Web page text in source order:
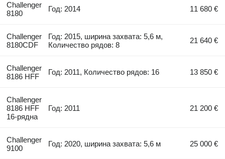
Challenger
8180
Год: 2014 11 680 €
Challenger
8180CDF
Год: 2015, ширина захвата: 5,6 м,
Количество рядов: 8
21 640 €
Challenger
8186 HFF
Год: 2011, Количество рядов: 16 13 850 €
Challenger
8186 HFF
16-рядна
Год: 2011 21 200 €
Challenger
9100
Год: 2020, ширина захвата: 5,6 м 25 000 €